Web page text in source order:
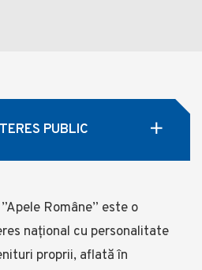
PUBLIC
Române” este o
național cu personalitate
proprii, aflată în